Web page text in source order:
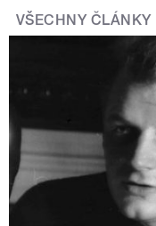
VŠECHNY ČLÁNKY